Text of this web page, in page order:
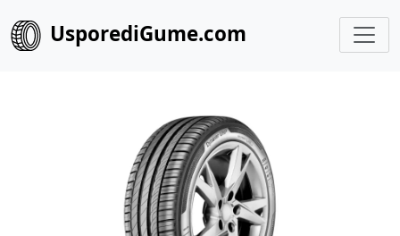
UsporediGume.com